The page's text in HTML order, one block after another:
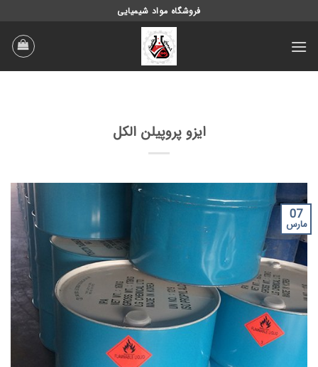
content
فروشگاه مواد شیمیایی
ایزو پروپیلن الکل
07
مارس